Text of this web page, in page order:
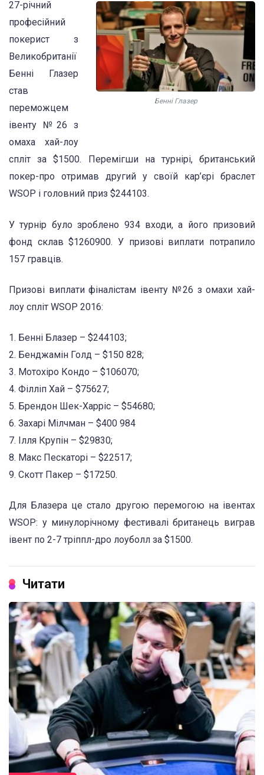
Бенні Глазер
27-річний
професійний
покерист з
Великобританії
Бенні Глазер
став
переможцем
івенту №26 з
омаха хай-лоу
спліт за $1500. Перемігши на турнірі, британський
покер-про отримав другий у своїй кар’єрі браслет
WSOP і головний приз $244103.
У турнір було зроблено 934 входи, а його призовий
фонд склав $1260900. У призові виплати потрапило
157 гравців.
Призові виплати фіналістам івенту №26 з омахи хай-
лоу спліт WSOP 2016:
1. Бенні Блазер – $244103;
2. Бенджамін Голд – $150 828;
3. Мотохіро Кондо – $106070;
4. Філліп Хай – $75627;
5. Брендон Шек-Харріс – $54680;
6. Захарі Мілчман – $400 984
7. Ілля Крупін – $29830;
8. Макс Пескаторі – $22517;
9. Скотт Пакер – $17250.
Для Блазера це стало другою перемогою на івентах
WSOP: у минулорічному фестивалі британець виграв
івент по 2-7 тріппл-дро лоуболл за $1500.
Читати